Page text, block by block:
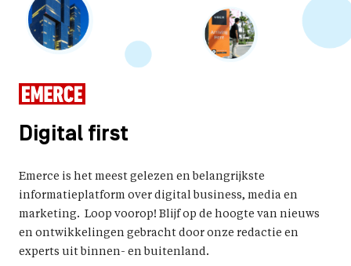
Digital first
Emerce is het meest gelezen en belangrijkste
informatieplatform over digital business, media en
marketing. Loop voorop! Blijf op de hoogte van nieuws
en ontwikkelingen gebracht door onze redactie en
experts uit binnen- en buitenland.